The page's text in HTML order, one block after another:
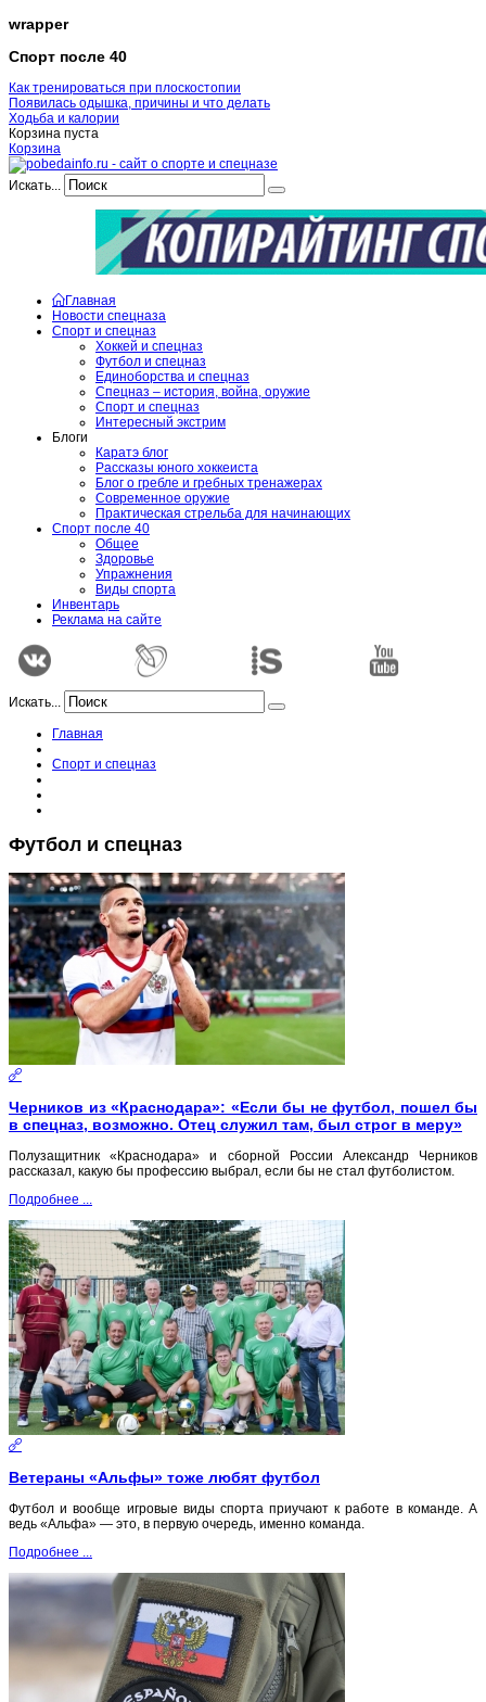
wrapper
Спорт после 40
Как тренироваться при плоскостопии
Появилась одышка, причины и что делать
Ходьба и калории
Корзина пуста
Корзина
Искать...
Главная
Новости спецназа
Спорт и спецназ
Хоккей и спецназ
Футбол и спецназ
Единоборства и спецназ
Спецназ – история, война, оружие
Спорт и спецназ
Интересный экстрим
Блоги
Каратэ блог
Рассказы юного хоккеиста
Блог о гребле и гребных тренажерах
Современное оружие
Практическая стрельба для начинающих
Спорт после 40
Общее
Здоровье
Упражнения
Виды спорта
Инвентарь
Реклама на сайте
Искать...
Главная
Спорт и спецназ
Футбол и спецназ
Черников из «Краснодара»: «Если бы не футбол, пошел бы
в спецназ, возможно. Отец служил там, был строг в меру»
Полузащитник «Краснодара» и сборной России Александр Черников
рассказал, какую бы профессию выбрал, если бы не стал футболистом.
Подробнее ...
Ветераны «Альфы» тоже любят футбол
Футбол и вообще игровые виды спорта приучают к работе в команде. А
ведь «Альфа» — это, в первую очередь, именно команда.
Подробнее ...